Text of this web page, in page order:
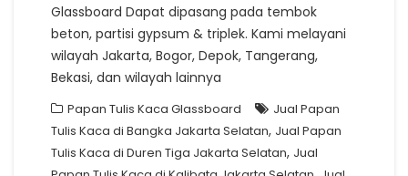
Glassboard Dapat dipasang pada tembok
beton, partisi gypsum & triplek. Kami melayani
wilayah Jakarta, Bogor, Depok, Tangerang,
Bekasi, dan wilayah lainnya
Papan Tulis Kaca Glassboard
Jual Papan
Tulis Kaca di Bangka Jakarta Selatan, Jual Papan
Tulis Kaca di Duren Tiga Jakarta Selatan, Jual